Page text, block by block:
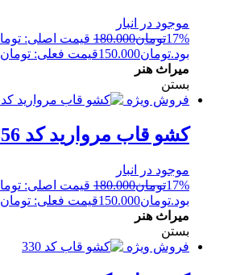
موجود در انبار
17%تومان180.000
بود.تومان150.000قیمت فعلی: تومان150.000.
میراث هنر
بستن
فروش ویژه
کشو قاب مروارید کد 356
موجود در انبار
17%تومان180.000
بود.تومان150.000قیمت فعلی: تومان150.000.
میراث هنر
بستن
فروش ویژه